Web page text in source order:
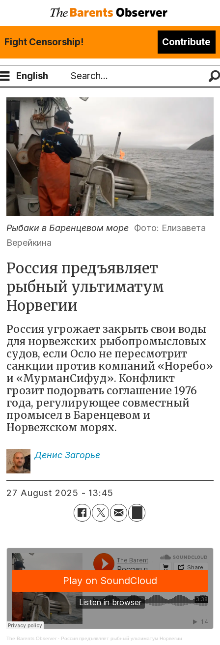
Fight Censorship! Contribute
English
Search
Рыбаки в Баренцевом море Фото: Елизавета
Верейкина
Россия предъявляет
рыбный ультиматум
Норвегии
Россия угрожает закрыть свои воды
для норвежских рыбопромысловых
судов, если Осло не пересмотрит
санкции против компаний «Норебо»
и «МурманСифуд». Конфликт
грозит подорвать соглашение 1976
года, регулирующее совместный
промысел в Баренцевом и
Норвежском морях.
Денис Загорье
27 August 2025 - 13:45
The Barents Observer · Россия предъявляет рыбный ультиматум Норвегии